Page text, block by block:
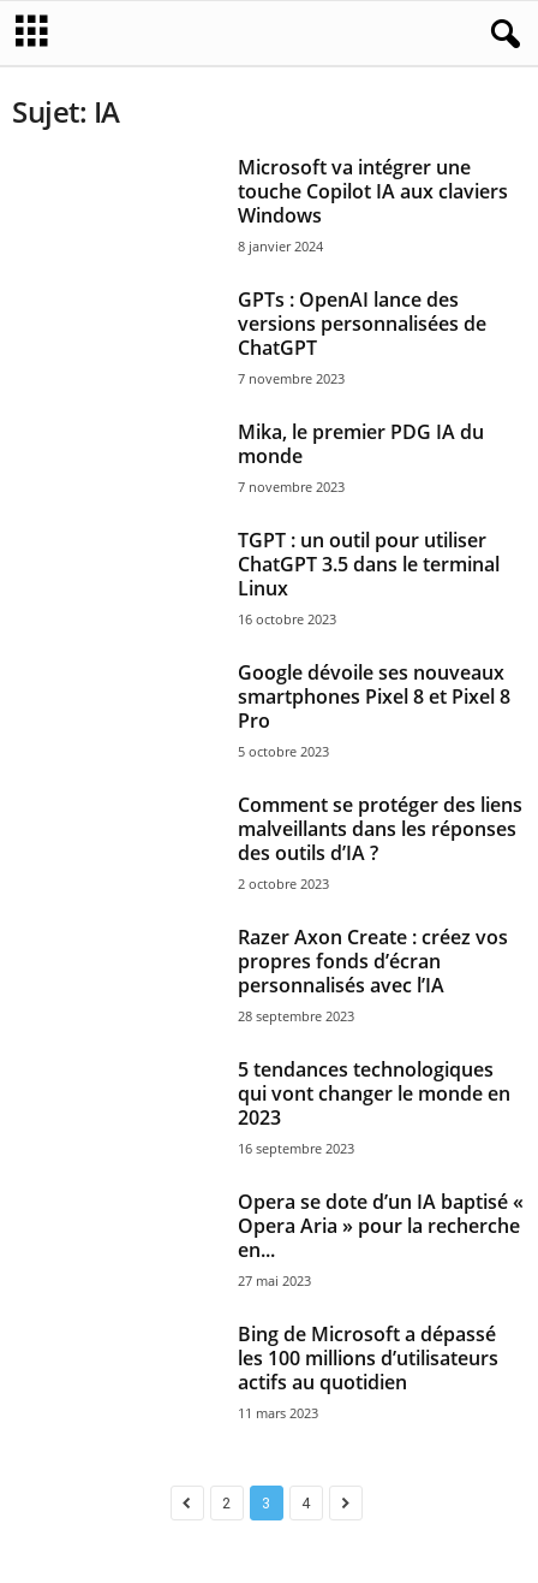
Sujet: IA
Microsoft va intégrer une
touche Copilot IA aux claviers
Windows
8 janvier 2024
GPTs : OpenAI lance des
versions personnalisées de
ChatGPT
7 novembre 2023
Mika, le premier PDG IA du
monde
7 novembre 2023
TGPT : un outil pour utiliser
ChatGPT 3.5 dans le terminal
Linux
16 octobre 2023
Google dévoile ses nouveaux
smartphones Pixel 8 et Pixel 8
Pro
5 octobre 2023
Comment se protéger des liens
malveillants dans les réponses
des outils d’IA ?
2 octobre 2023
Razer Axon Create : créez vos
propres fonds d’écran
personnalisés avec l’IA
28 septembre 2023
5 tendances technologiques
qui vont changer le monde en
2023
16 septembre 2023
Opera se dote d’un IA baptisé «
Opera Aria » pour la recherche
en...
27 mai 2023
Bing de Microsoft a dépassé
les 100 millions d’utilisateurs
actifs au quotidien
11 mars 2023
2 3 4